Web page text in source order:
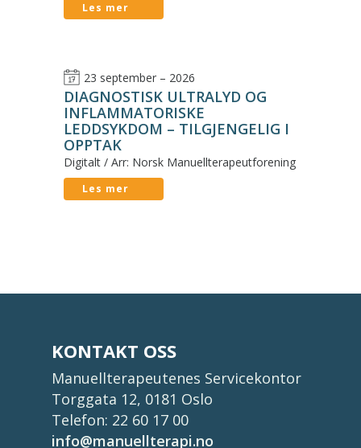
Les mer
23 september – 2026
DIAGNOSTISK ULTRALYD OG
INFLAMMATORISKE
LEDDSYKDOM – TILGJENGELIG I
OPPTAK
Digitalt / Arr: Norsk Manuellterapeutforening
Les mer
KONTAKT OSS
Manuellterapeutenes Servicekontor
Torggata 12, 0181 Oslo
Telefon: 22 60 17 00
info@manuellterapi.no